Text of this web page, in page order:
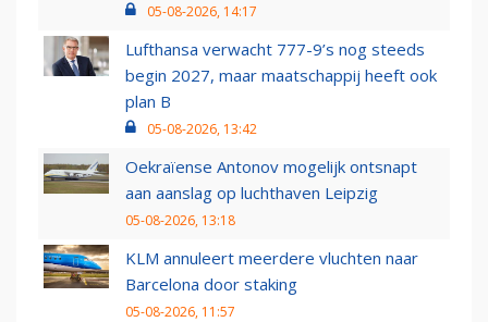
05-08-2026, 14:17
Lufthansa verwacht 777-9’s nog steeds
begin 2027, maar maatschappij heeft ook
plan B
05-08-2026, 13:42
Oekraïense Antonov mogelijk ontsnapt
aan aanslag op luchthaven Leipzig
05-08-2026, 13:18
KLM annuleert meerdere vluchten naar
Barcelona door staking
05-08-2026, 11:57